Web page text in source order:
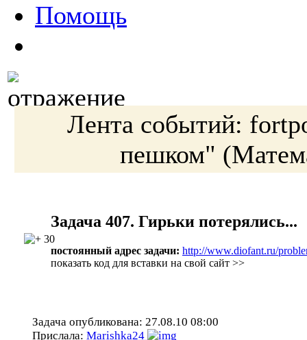
Помощь
Лента событий:
пешком"
30
Задача 407. Гирьки потерялись...
постоянный адрес задачи: http://www.diofant.ru/
показать код для вставки на свой сайт >>
Задача опубликована: 27.08.10 08:00
Прислала: Marishka24